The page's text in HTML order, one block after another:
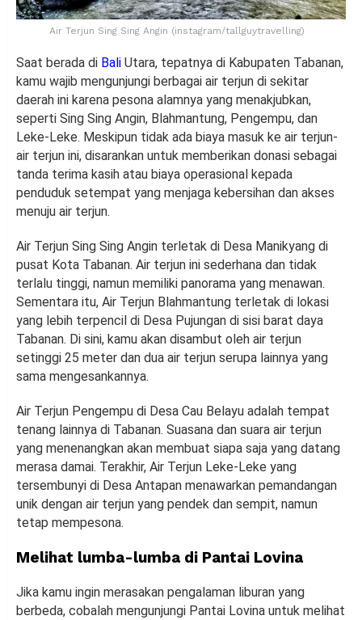
Air Terjun Sing Sing Angin (instagram/tallguytravelling)
Saat berada di Bali Utara, tepatnya di Kabupaten Tabanan,
kamu wajib mengunjungi berbagai air terjun di sekitar
daerah ini karena pesona alamnya yang menakjubkan,
seperti Sing Sing Angin, Blahmantung, Pengempu, dan
Leke-Leke. Meskipun tidak ada biaya masuk ke air terjun-
air terjun ini, disarankan untuk memberikan donasi sebagai
tanda terima kasih atau biaya operasional kepada
penduduk setempat yang menjaga kebersihan dan akses
menuju air terjun.
Air Terjun Sing Sing Angin terletak di Desa Manikyang di
pusat Kota Tabanan. Air terjun ini sederhana dan tidak
terlalu tinggi, namun memiliki panorama yang menawan.
Sementara itu, Air Terjun Blahmantung terletak di lokasi
yang lebih terpencil di Desa Pujungan di sisi barat daya
Tabanan. Di sini, kamu akan disambut oleh air terjun
setinggi 25 meter dan dua air terjun serupa lainnya yang
sama mengesankannya.
Air Terjun Pengempu di Desa Cau Belayu adalah tempat
tenang lainnya di Tabanan. Suasana dan suara air terjun
yang menenangkan akan membuat siapa saja yang datang
merasa damai. Terakhir, Air Terjun Leke-Leke yang
tersembunyi di Desa Antapan menawarkan pemandangan
unik dengan air terjun yang pendek dan sempit, namun
tetap mempesona.
Melihat lumba-lumba di Pantai Lovina
Jika kamu ingin merasakan pengalaman liburan yang
berbeda, cobalah mengunjungi Pantai Lovina untuk melihat